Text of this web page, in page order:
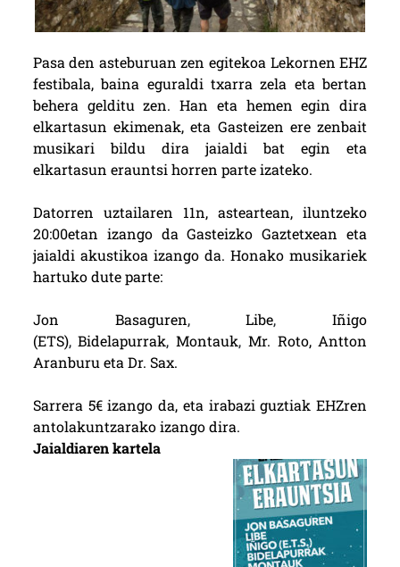
Pasa den asteburuan zen egitekoa LekornenEHZ
festibala, baina eguraldi txarra zela eta bertan
behera gelditu zen. Han eta hemen egin dira
elkartasun ekimenak, eta Gasteizen ere zenbait
musikari bildu dira jaialdi bat egin eta
elkartasun erauntsi horren parte izateko.
Datorren uztailaren 11n, asteartean, iluntzeko
20:00etan izango da Gasteizko Gaztetxean eta
jaialdi akustikoa izango da. Honako musikariek
hartuko dute parte:
Jon Basaguren,Libe,Iñigo
(ETS),Bidelapurrak,Montauk, Mr. Roto, Antton
Aranburu eta Dr. Sax.
Sarrera 5€ izango da, eta irabazi guztiak EHZren
antolakuntzarako izango dira.
Jaialdiaren kartela